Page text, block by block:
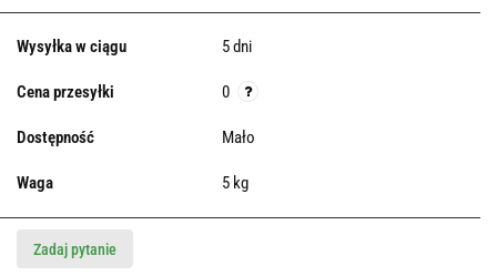
Wysyłka w ciągu 5 dni
Cena przesyłki 0
Dostępność Mało
Waga 5 kg
Zadaj pytanie